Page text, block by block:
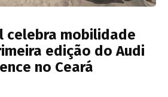
celebra mobilidade
edição do Audi
no Ceará